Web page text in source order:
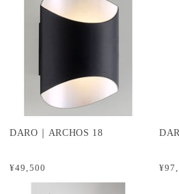
¥49,500
DARO｜ARCHOS 18